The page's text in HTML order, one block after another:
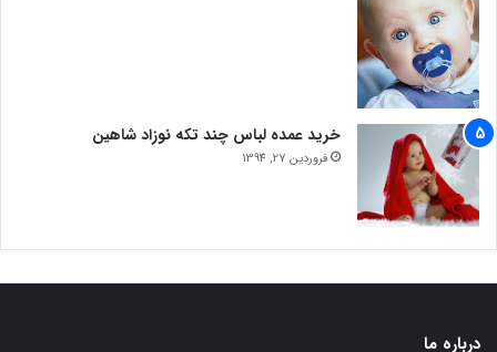
خرید عمده لباس چند تکه نوزاد شاهین
فروردین 27, 1394
درباره ما